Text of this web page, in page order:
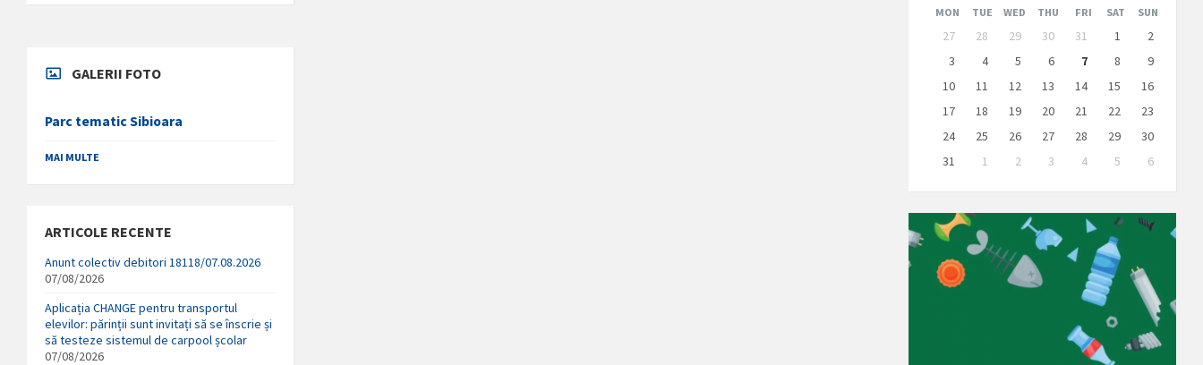
GALERII FOTO
Parc tematic Sibioara
MAI MULTE
ARTICOLE RECENTE
Anunt colectiv debitori 18118/07.08.2026
07/08/2026
Aplicația CHANGE pentru transportul
elevilor: părinții sunt invitați să se înscrie și
să testeze sistemul de carpool școlar
07/08/2026
Month
Month
MON TUE WED THU FRI SAT SUN
Skip
calendar
days
27 28 29 30 31 1
2
3
4 5 6 7 8
9
10
11 12 13 14 15
16
17
18 19 20 21 22
23
24
25 26 27 28 29
30
31
1 2 3 4 5
6
to
days